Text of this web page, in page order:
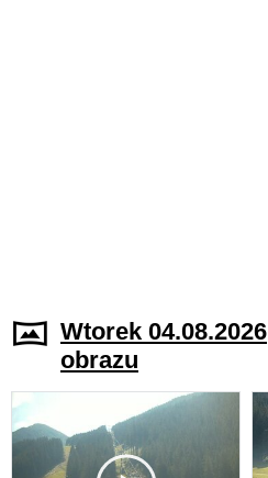
Wtorek 04.08.2026
obrazu